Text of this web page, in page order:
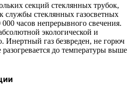
секций стеклянных трубок,
службы стеклянных газосветных
000 часов непрерывного свечения.
экологической и
Инертный газ безвреден, не горюч
до температуры выше